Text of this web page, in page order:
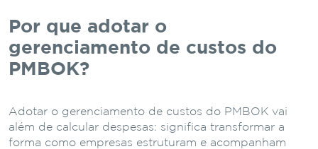
Por que adotar o
gerenciamento de custos do
PMBOK?
Adotar o gerenciamento de custos do PMBOK vai
além de calcular despesas: significa transformar a
forma como empresas estruturam e acompanham